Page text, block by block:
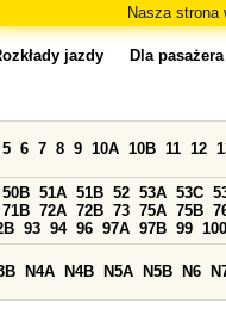
Nasza
jazdy Dla pasażera
5 6 7 8 9 10A 10B 11 12
50B 51A 51B 52 53A 53C
71B 72A 72B 73 75A 75B
93 94 96 97A 97B 99 100
N4A N4B N5A N5B N6